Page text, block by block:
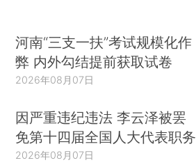
河南“三支一扶”考试规模化作
弊 内外勾结提前获取试卷
2026年08月07日
因严重违纪违法 李云泽被罢
免第十四届全国人大代表职务
2026年08月07日